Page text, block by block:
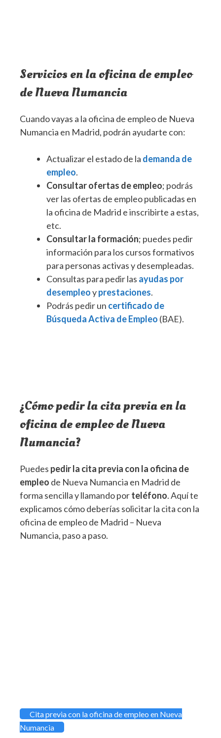
Servicios en la oficina de empleo
de Nueva Numancia
Cuando vayas a la oficina de empleo de Nueva
Numancia en Madrid, podrán ayudarte con:
Actualizar el estado de la demanda de
empleo.
Consultar ofertas de empleo; podrás
ver las ofertas de empleo publicadas en
la oficina de Madrid e inscribirte a estas,
etc.
Consultar la formación; puedes pedir
información para los cursos formativos
para personas activas y desempleadas.
Consultas para pedir las ayudas por
desempleoyprestaciones.
Podrás pedir un certificado de
Búsqueda Activa de Empleo (BAE).
¿Cómo pedir la cita previa en la
oficina de empleo de Nueva
Numancia?
Puedes pedir la cita previa con la oficina de
empleo de Nueva Numancia en Madrid de
forma sencilla y llamando porteléfono. Aquí te
explicamos cómo deberías solicitar la cita con la
oficina de empleo de Madrid – Nueva
Numancia, paso a paso.
Cita previa con la oficina de empleo en Nueva
Numancia